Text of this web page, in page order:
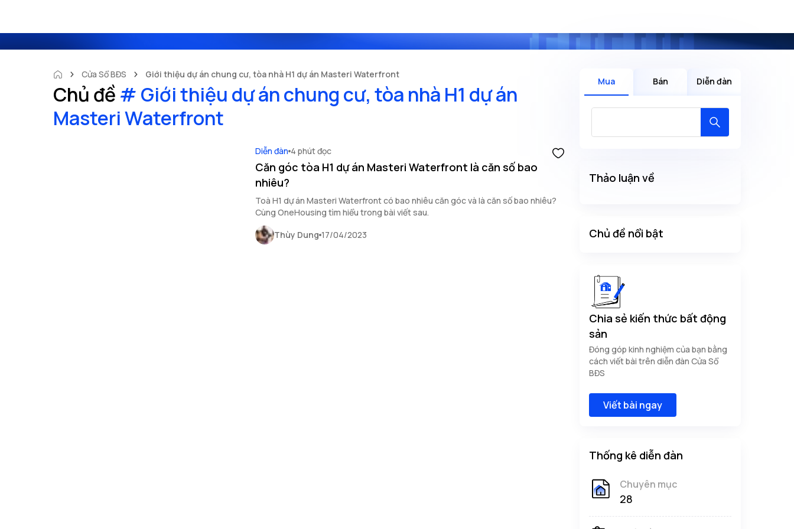
Cửa Sổ BĐS Giới thiệu dự án chung cư, tòa nhà H1 dự án Masteri Waterfront
Chủ đề # Giới thiệu dự án chung cư, tòa nhà H1 dự án
Masteri Waterfront
Diễn đàn 4 phút đọc
Căn góc tòa H1 dự án Masteri Waterfront là căn số bao
nhiêu?
Toà H1 dự án Masteri Waterfront có bao nhiêu căn góc và là căn số bao nhiêu?
Cùng OneHousing tìm hiểu trong bài viết sau.
Thùy Dung 17/04/2023
Mua Bán Diễn đàn
Thảo luận về
Chủ đề nổi bật
Chia sẻ kiến thức bất động
sản
Đóng góp kinh nghiệm của bạn bằng
cách viết bài trên diễn đàn Cửa Sổ
BĐS
Viết bài ngay
Thống kê diễn đàn
Chuyên mục
28